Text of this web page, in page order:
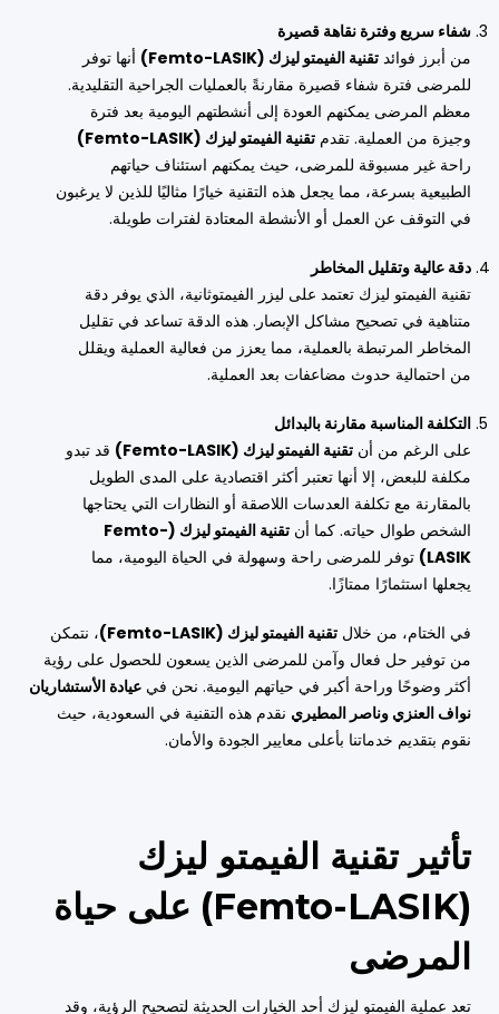
شفاء سريع وفترة نقاهة قصيرة
من أبرز فوائد تقنية الفيمتو ليزك (Femto-LASIK)
أنها توفر
للمرضى فترة شفاء قصيرة مقارنةً بالعمليات الجراحية التقليدية.
معظم المرضى يمكنهم العودة إلى أنشطتهم اليومية بعد فترة
وجيزة من العملية. تقدم تقنية الفيمتو ليزك (Femto-LASIK)
راحة غير مسبوقة للمرضى، حيث يمكنهم استئناف حياتهم
الطبيعية بسرعة، مما يجعل هذه التقنية خيارًا مثاليًا للذين لا يرغبون
في التوقف عن العمل أو الأنشطة المعتادة لفترات طويلة.
دقة عالية وتقليل المخاطر
تقنية الفيمتو ليزك تعتمد على ليزر الفيمتوثانية، الذي يوفر دقة
متناهية في تصحيح مشاكل الإبصار. هذه الدقة تساعد في تقليل
المخاطر المرتبطة بالعملية، مما يعزز من فعالية العملية ويقلل
من احتمالية حدوث مضاعفات بعد العملية.
التكلفة المناسبة مقارنة بالبدائل
على الرغم من أن تقنية الفيمتو ليزك (Femto-LASIK)
قد تبدو
مكلفة للبعض، إلا أنها تعتبر أكثر اقتصادية على المدى الطويل
بالمقارنة مع تكلفة العدسات اللاصقة أو النظارات التي يحتاجها
الشخص طوال حياته. كما أن
تقنية الفيمتو ليزك (Femto-
LASIK) توفر للمرضى راحة وسهولة في الحياة اليومية، مما
يجعلها استثمارًا ممتازًا.
في الختام، من خلال تقنية الفيمتو ليزك (Femto-LASIK)
، نتمكن
من توفير حل فعال وآمن للمرضى الذين يسعون للحصول على رؤية
أكثر وضوحًا وراحة أكبر في حياتهم اليومية. نحن في عيادة الأستشاريان
نواف العنزي وناصر المطيري نقدم هذه التقنية في السعودية، حيث
نقوم بتقديم خدماتنا بأعلى معايير الجودة والأمان.
تأثير تقنية الفيمتو ليزك
(Femto-LASIK) على حياة
المرضى
تعد عملية الفيمتو ليزك أحد الخيارات الحديثة لتصحيح الرؤية، وقد